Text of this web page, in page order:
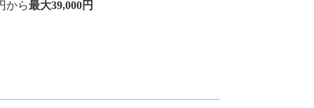
から最大39,000円